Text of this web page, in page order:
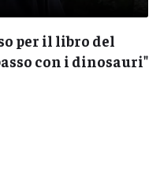
per il libro del
con i dinosauri"